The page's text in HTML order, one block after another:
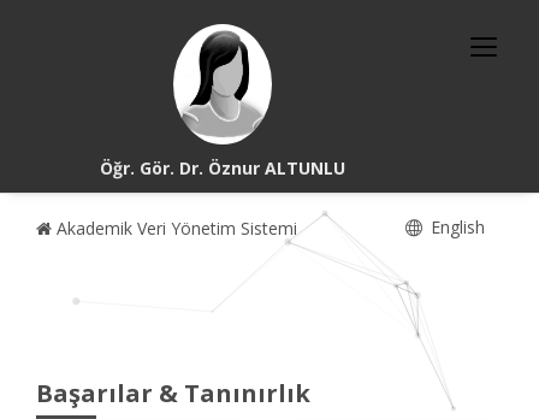
Öğr. Gör. Dr. Öznur ALTUNLU
Akademik Veri Yönetim Sistemi English
Başarılar & Tanınırlık